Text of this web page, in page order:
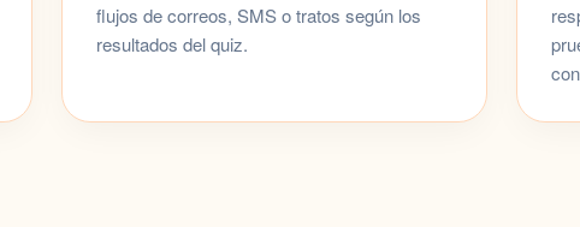
flujos de correos, SMS o tratos según los
resultados del quiz.